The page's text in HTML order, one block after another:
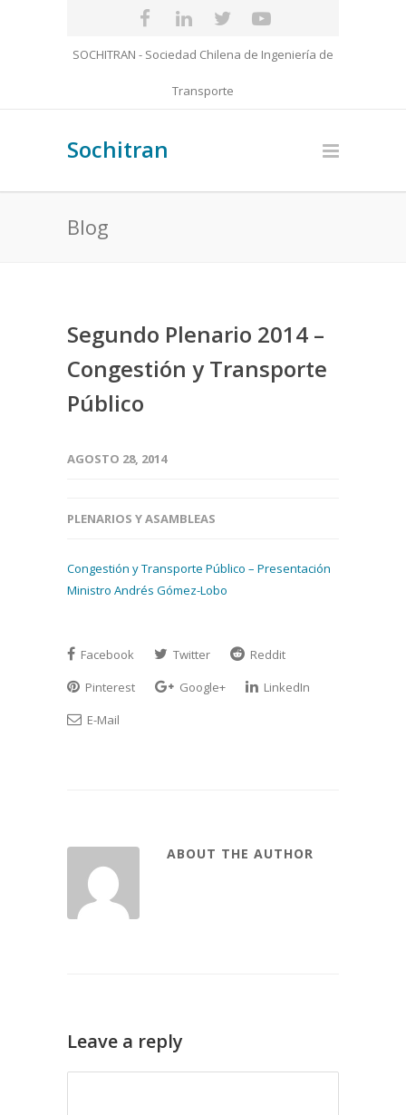
SOCHITRAN - Sociedad Chilena de Ingeniería de
Transporte
Sochitran
Blog
Segundo Plenario 2014 –
Congestión y Transporte
Público
AGOSTO 28, 2014
PLENARIOS Y ASAMBLEAS
Congestión y Transporte Público – Presentación
Ministro Andrés Gómez-Lobo
Facebook Twitter
Reddit
Pinterest
Google+
LinkedIn
E-Mail
ABOUT THE AUTHOR
Leave a reply